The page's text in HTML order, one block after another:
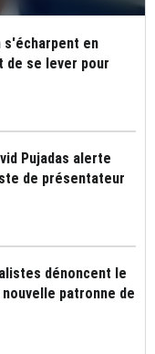
s'écharpent en
de se lever pour
Pujadas alerte
de présentateur
dénoncent le
patronne de